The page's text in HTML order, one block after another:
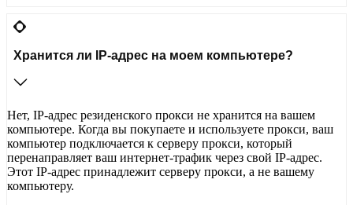
Хранится ли IP-адрес на моем компьютере?
Нет, IP-адрес резиденского прокси не хранится на вашем
компьютере. Когда вы покупаете и используете прокси, ваш
компьютер подключается к серверу прокси, который
перенаправляет ваш интернет-трафик через свой IP-адрес.
Этот IP-адрес принадлежит серверу прокси, а не вашему
компьютеру.